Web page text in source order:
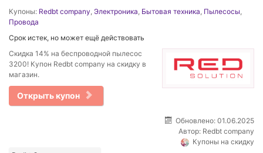
Купоны: Redbt company, Электроника, Бытовая техника, Пылесосы,
Провода
Срок истек, но может ещё действовать
Cкидка 14% на беспроводной пылесос
3200! Купон Redbt company на скидку в
магазин.
Открыть купон
Обновлено: 01.06.2025
Автор: Redbt company
Купоны на скидку